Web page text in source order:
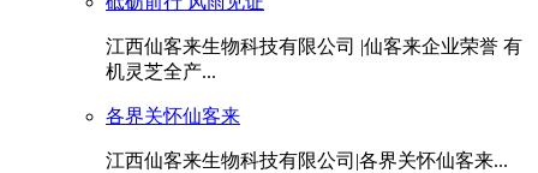
江西仙客来生物科技有限公司 |仙客来企业荣誉 有
机灵芝全产...
各界关怀仙客来
江西仙客来生物科技有限公司|各界关怀仙客来...